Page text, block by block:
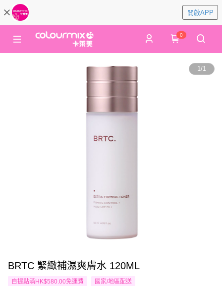
開啟APP
0
1/1
BRTC 緊緻補濕爽膚水 120ML
自提點滿HK$580.00免運費 國家/地區配送